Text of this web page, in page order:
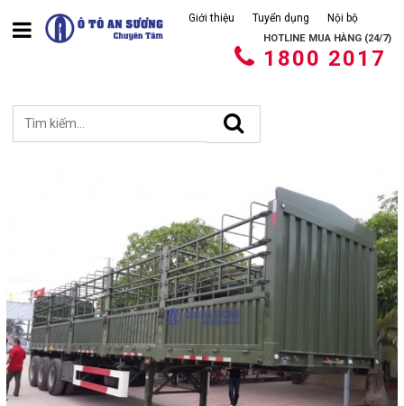
Giới thiệu Tuyển dụng Nội bộ
HOTLINE MUA HÀNG (24/7)
1800 2017